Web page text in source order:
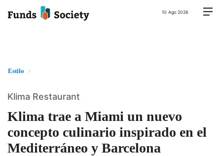
10 Ago 2026
Estilo
Klima trae a Miami un nuevo
concepto culinario inspirado en el
Mediterráneo y Barcelona
Klima Restaurant